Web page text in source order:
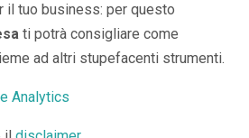
il tuo business: per questo
ti potrà consigliare come
ad altri stupefacenti strumenti.
Analytics